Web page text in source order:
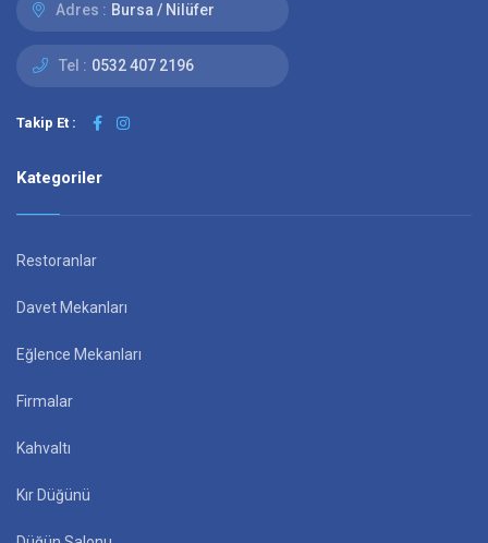
Adres : Bursa / Nilüfer
Tel : 0532 407 2196
Takip Et :
Kategoriler
Restoranlar
Davet Mekanları
Eğlence Mekanları
Firmalar
Kahvaltı
Kır Düğünü